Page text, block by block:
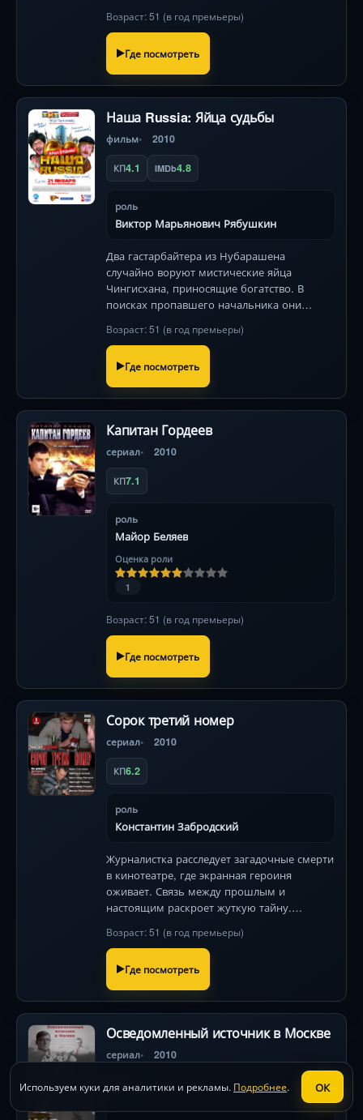
Возраст: 51 (в год премьеры)
Где посмотреть
Наша Russia: Яйца судьбы
фильм 2010
КП4.1 IMDb4.8
роль
Виктор Марьянович Рябушкин
Два гастарбайтера из Нубарашена
случайно воруют мистические яйца
Чингисхана, приносящие богатство. В
поисках пропавшего начальника они
казино, запуская цепь абсурдных событий.
Возраст: 51 (в год премьеры)
Где посмотреть
Капитан Гордеев
сериал 2010
КП7.1
роль
Майор Беляев
Оценка роли
1
Возраст: 51 (в год премьеры)
Где посмотреть
Сорок третий номер
сериал 2010
КП6.2
роль
Константин Забродский
Журналистка расследует загадочные смерти
в кинотеатре, где экранная героиня
оживает. Связь между прошлым и
настоящим раскроет жуткую тайну.
поворотами.
Возраст: 51 (в год премьеры)
Где посмотреть
Осведомленный источник в Москве
сериал 2010
КП5.7
Используем куки для аналитики и рекламы. Подробнее. ОК